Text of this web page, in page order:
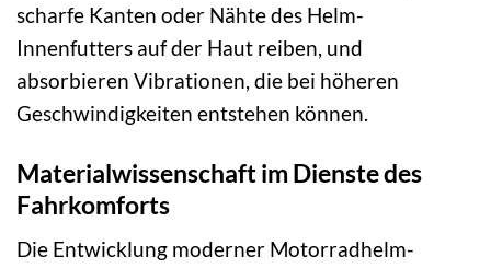
scharfe Kanten oder Nähte des Helm-
Innenfutters auf der Haut reiben, und
absorbieren Vibrationen, die bei höheren
Geschwindigkeiten entstehen können.
Materialwissenschaft im Dienste des
Fahrkomforts
Die Entwicklung moderner Motorradhelm-